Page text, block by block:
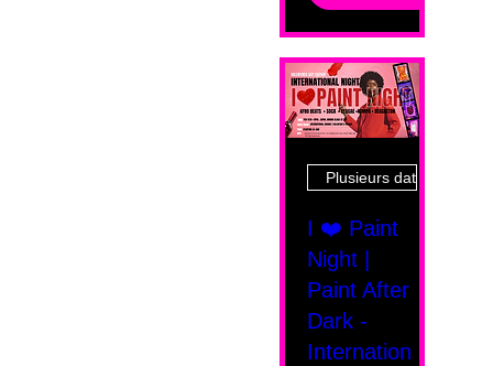
Plusieurs dates
I ❤️ Paint
Night |
Paint After
Dark -
Internation